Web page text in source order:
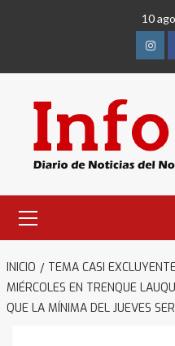
10
primario
INICIO
TEMA CASI
MIÉRCOLES EN TRENQUE
QUE LA MÍNIMA DEL JUEVES